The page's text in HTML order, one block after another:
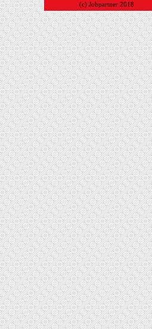
(c) Jobpartner 2018